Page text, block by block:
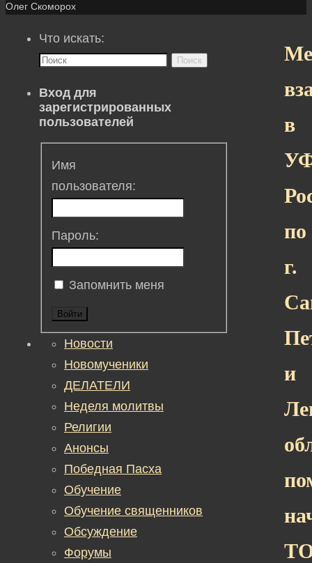
Олег Скоморох
в
по
г.
и
Что искать:
Поиск
Вход для
зарегистрированных
пользователей
Имя
пользователя:
Пароль:
Запомнить меня
Войти
Новости
Новомученики
ДЕЛАТЕЛИ
Неделя молитвы
Религии
Анонсы
Победная Пасха
Обучение
Обучение священников
Обсуждение
Форумы